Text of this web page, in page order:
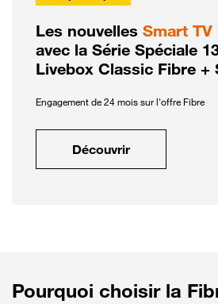
Les nouvelles Smart TV
avec la Série Spéciale
Livebox Classic Fibre +
Engagement de 24 mois sur l'offre Fibre
Découvrir
Pourquoi choisir la